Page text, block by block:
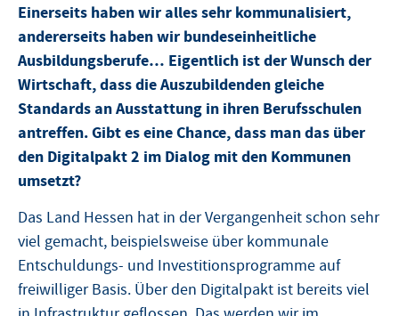
Einerseits haben wir alles sehr kommunalisiert,
andererseits haben wir bundeseinheitliche
Ausbildungsberufe… Eigentlich ist der Wunsch der
Wirtschaft, dass die Auszubildenden gleiche
Standards an Ausstattung in ihren Berufsschulen
antreffen. Gibt es eine Chance, dass man das über
den Digitalpakt 2 im Dialog mit den Kommunen
umsetzt?
Das Land Hessen hat in der Vergangenheit schon sehr
viel gemacht, beispielsweise über kommunale
Entschuldungs- und Investitionsprogramme auf
freiwilliger Basis. Über den Digitalpakt ist bereits viel